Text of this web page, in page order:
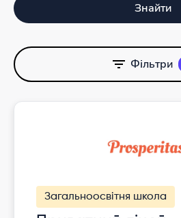
Знайти
Фільтри
Загальноосвітня школа